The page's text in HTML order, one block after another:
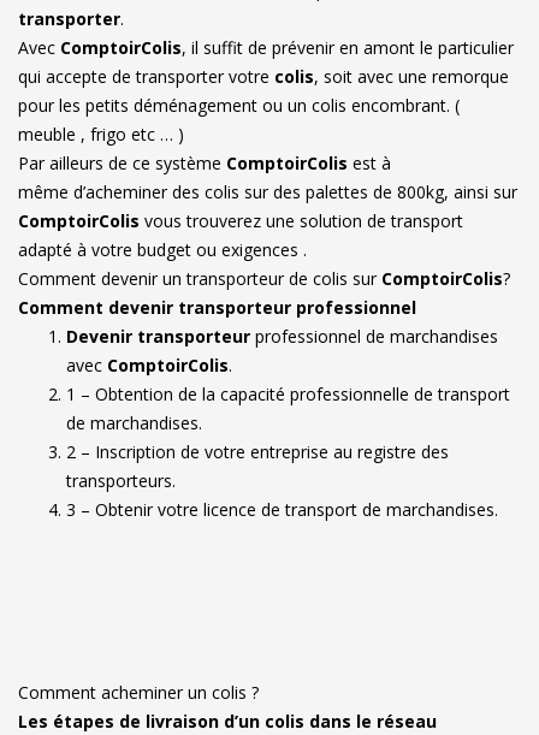
transporter.
Avec ComptoirColis, il suffit de prévenir en amont le particulier
qui accepte de transporter votre colis, soit avec une remorque
pour les petits déménagement ou un colis encombrant. (
meuble , frigo etc … )
Par ailleurs de ce système ComptoirColis est à
même d’acheminer des colis sur des palettes de 800kg, ainsi sur
ComptoirColis vous trouverez une solution de transport
adapté à votre budget ou exigences .
Comment devenir un transporteur de colis sur ComptoirColis?
Comment devenir transporteur professionnel
Devenir transporteur professionnel de marchandises
avec ComptoirColis.
1 – Obtention de la capacité professionnelle de transport
de marchandises.
2 – Inscription de votre entreprise au registre des
transporteurs.
3 – Obtenir votre licence de transport de marchandises.
Comment acheminer un colis ?
Les étapes de livraison d’un colis dans le réseau